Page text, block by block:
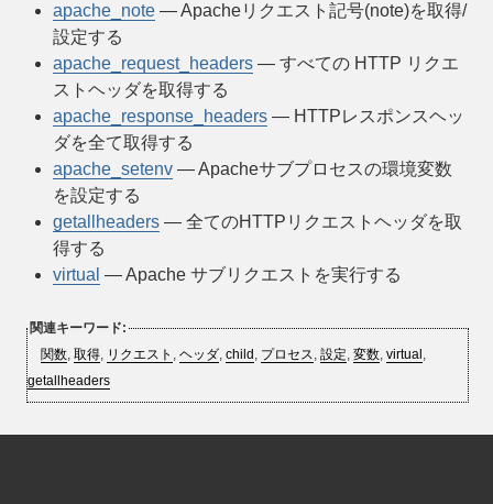
apache_note — Apacheリクエスト記号(note)を取得/
設定する
apache_request_headers — すべての HTTP リクエ
ストヘッダを取得する
apache_response_headers — HTTPレスポンスヘッ
ダを全て取得する
apache_setenv — Apacheサブプロセスの環境変数
を設定する
getallheaders — 全てのHTTPリクエストヘッダを取
得する
virtual — Apache サブリクエストを実行する
関連キーワード:
関数, 取得, リクエスト , ヘッダ, child , プロセス, 設定, 変数, virtual ,
getallheaders